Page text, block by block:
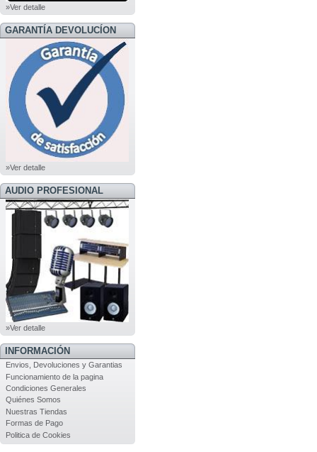
»Ver detalle
GARANTÍA DEVOLUCÍON
»Ver detalle
AUDIO PROFESIONAL
»Ver detalle
INFORMACIÓN
Envios, Devoluciones y Garantias
Funcionamiento de la pagina
Condiciones Generales
Quiénes Somos
Nuestras Tiendas
Formas de Pago
Politica de Cookies